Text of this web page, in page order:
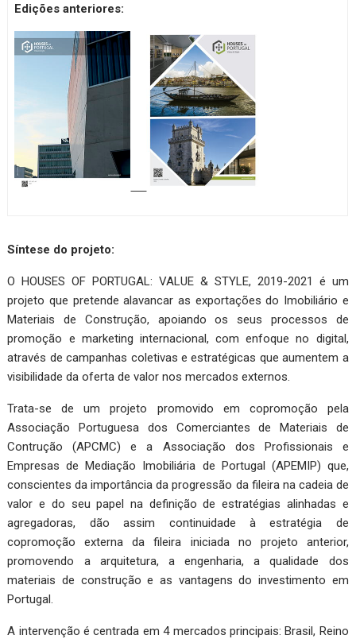
Edições anteriores:
Síntese do projeto:
O HOUSES OF PORTUGAL: VALUE & STYLE, 2019-2021 é um
projeto que pretende alavancar as exportações do Imobiliário e
Materiais de Construção, apoiando os seus processos de
promoção e marketing internacional, com enfoque no digital,
através de campanhas coletivas e estratégicas que aumentem a
visibilidade da oferta de valor nos mercados externos.
Trata-se de um projeto promovido em copromoção pela
Associação Portuguesa dos Comerciantes de Materiais de
Contrução (APCMC) e a Associação dos Profissionais e
Empresas de Mediação Imobiliária de Portugal (APEMIP) que,
conscientes da importância da progressão da fileira na cadeia de
valor e do seu papel na definição de estratégias alinhadas e
agregadoras, dão assim continuidade à estratégia de
copromoção externa da fileira iniciada no projeto anterior,
promovendo a arquitetura, a engenharia, a qualidade dos
materiais de construção e as vantagens do investimento em
Portugal.
A intervenção é centrada em 4 mercados principais: Brasil, Reino